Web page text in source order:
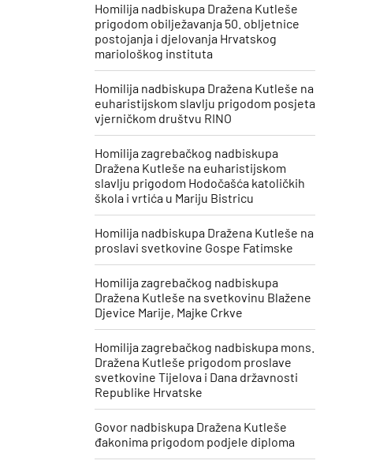
Homilija nadbiskupa Dražena Kutleše
prigodom obilježavanja 50. obljetnice
postojanja i djelovanja Hrvatskog
mariološkog instituta
Homilija nadbiskupa Dražena Kutleše na
euharistijskom slavlju prigodom posjeta
vjerničkom društvu RINO
Homilija zagrebačkog nadbiskupa
Dražena Kutleše na euharistijskom
slavlju prigodom Hodočašća katoličkih
škola i vrtića u Mariju Bistricu
Homilija nadbiskupa Dražena Kutleše na
proslavi svetkovine Gospe Fatimske
Homilija zagrebačkog nadbiskupa
Dražena Kutleše na svetkovinu Blažene
Djevice Marije, Majke Crkve
Homilija zagrebačkog nadbiskupa mons.
Dražena Kutleše prigodom proslave
svetkovine Tijelova i Dana državnosti
Republike Hrvatske
Govor nadbiskupa Dražena Kutleše
đakonima prigodom podjele diploma